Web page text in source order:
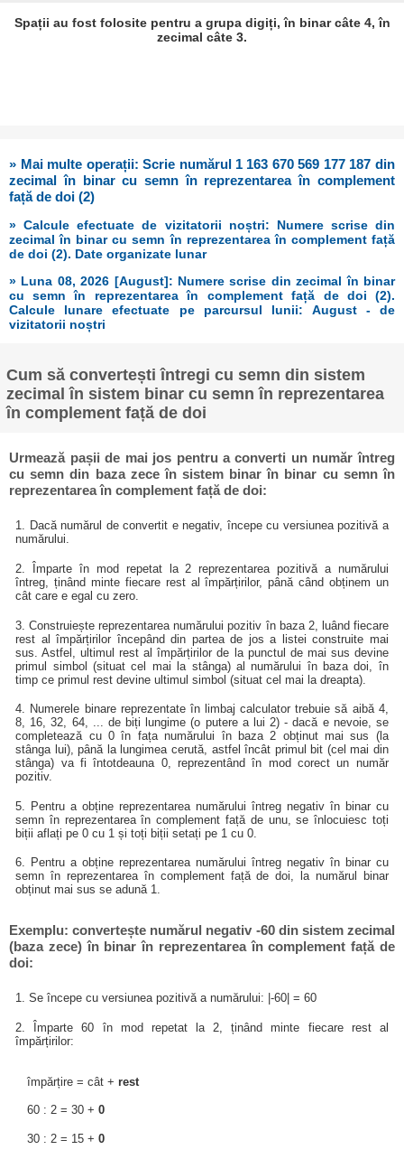
Spații au fost folosite pentru a grupa digiți, în binar câte 4, în
zecimal câte 3.
» Mai multe operații: Scrie numărul 1 163 670 569 177 187 din
zecimal în binar cu semn în reprezentarea în complement
față de doi (2)
» Calcule efectuate de vizitatorii noștri: Numere scrise din
zecimal în binar cu semn în reprezentarea în complement față
de doi (2). Date organizate lunar
» Luna 08, 2026 [August]: Numere scrise din zecimal în binar
cu semn în reprezentarea în complement față de doi (2).
Calcule lunare efectuate pe parcursul lunii: August - de
vizitatorii noștri
Cum să convertești întregi cu semn din sistem
zecimal în sistem binar cu semn în reprezentarea
în complement față de doi
Urmează pașii de mai jos pentru a converti un număr întreg
cu semn din baza zece în sistem binar în binar cu semn în
reprezentarea în complement față de doi:
1. Dacă numărul de convertit e negativ, începe cu versiunea pozitivă a
numărului.
2. Împarte în mod repetat la 2 reprezentarea pozitivă a numărului
întreg, ținând minte fiecare rest al împărțirilor, până când obținem un
cât care e egal cu zero.
3. Construiește reprezentarea numărului pozitiv în baza 2, luând fiecare
rest al împărțirilor începând din partea de jos a listei construite mai
sus. Astfel, ultimul rest al împărțirilor de la punctul de mai sus devine
primul simbol (situat cel mai la stânga) al numărului în baza doi, în
timp ce primul rest devine ultimul simbol (situat cel mai la dreapta).
4. Numerele binare reprezentate în limbaj calculator trebuie să aibă 4,
8, 16, 32, 64, ... de biți lungime (o putere a lui 2) - dacă e nevoie, se
completează cu 0 în fața numărului în baza 2 obținut mai sus (la
stânga lui), până la lungimea cerută, astfel încât primul bit (cel mai din
stânga) va fi întotdeauna 0, reprezentând în mod corect un număr
pozitiv.
5. Pentru a obține reprezentarea numărului întreg negativ în binar cu
semn în reprezentarea în complement față de unu, se înlocuiesc toți
biții aflați pe 0 cu 1 și toți biții setați pe 1 cu 0.
6. Pentru a obține reprezentarea numărului întreg negativ în binar cu
semn în reprezentarea în complement față de doi, la numărul binar
obținut mai sus se adună 1.
Exemplu: convertește numărul negativ -60 din sistem zecimal
(baza zece) în binar în reprezentarea în complement față de
doi:
1. Se începe cu versiunea pozitivă a numărului: |-60| = 60
2. Împarte 60 în mod repetat la 2, ținând minte fiecare rest al
împărțirilor:
împărțire = cât + rest
60 : 2 = 30 + 0
30 : 2 = 15 + 0